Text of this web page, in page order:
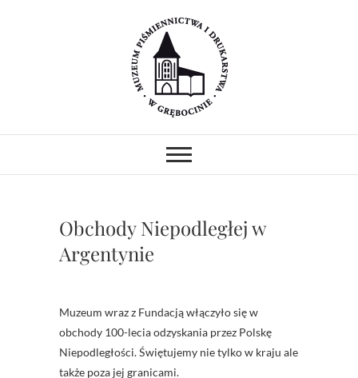
Muzeum
Piśmiennictwa i
Drukarstwa w
Grębocinie
GOTYCKIM KOŚCIELE.
POKAZY.
Obchody Niepodległej w
Argentynie
Muzeum wraz z Fundacją włączyło się w
obchody 100-lecia odzyskania przez Polskę
Niepodległości. Świętujemy nie tylko w kraju ale
także poza jej granicami.